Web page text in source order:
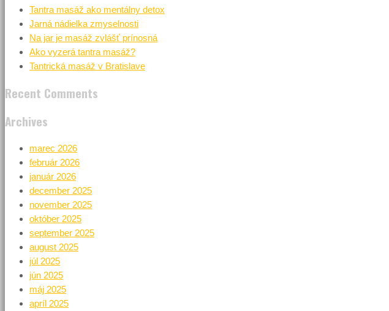
Tantra masáž ako mentálny detox
Jarná nádielka zmyselnosti
Na jar je masáž zvlášť prínosná
Ako vyzerá tantra masáž?
Tantrická masáž v Bratislave
Recent Comments
Archives
marec 2026
február 2026
január 2026
december 2025
november 2025
október 2025
september 2025
august 2025
júl 2025
jún 2025
máj 2025
apríl 2025